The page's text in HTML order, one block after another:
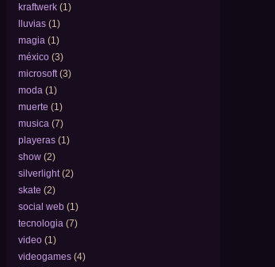
kraftwerk (1)
lluvias (1)
magia (1)
méxico (3)
microsoft (3)
moda (1)
muerte (1)
musica (7)
playeras (1)
show (2)
silverlight (2)
skate (2)
social web (1)
tecnologia (7)
video (1)
videogames (4)